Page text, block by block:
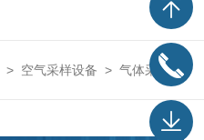
> 空气采样设备 > 气体采样袋